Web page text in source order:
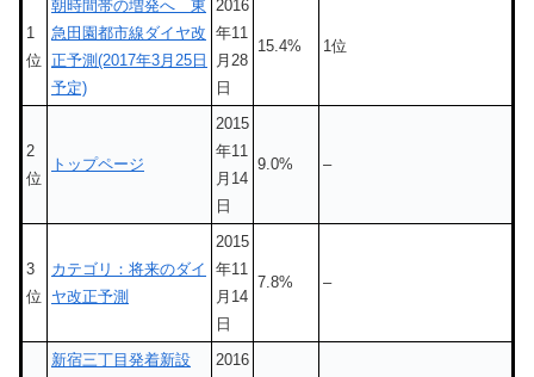
1
位
朝時間帯の増発へ 東
急田園都市線ダイヤ改
正予測(2017年3月25日
予定)
2016
年11
月28
日
15.4% 1位
2
位
トップページ
2015
年11
月14
日
9.0% –
3
位
カテゴリ：将来のダイ
ヤ改正予測
2015
年11
月14
日
7.8% –
新宿三丁目発着新設
2016